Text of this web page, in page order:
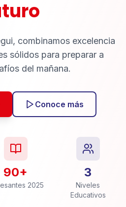
combinamos excelencia
sólidos para preparar a
del mañana.
Conoce más
90+
2025
3
Niveles
Educativos